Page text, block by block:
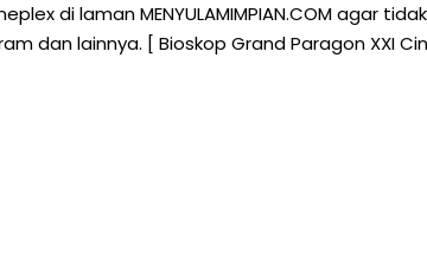
di laman MENYULAMIMPIAN.COM agar
lainnya. [ Bioskop Grand Paragon XXI